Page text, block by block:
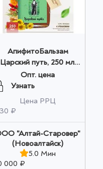
АпифитоБальзам
Царский путь, 250 мл,
стекло оптом
Опт. цена
Узнать
Цена РРЦ
₽
"Алтай-Старовер"
(Новоалтайск)
5.0 Мин
000 ₽